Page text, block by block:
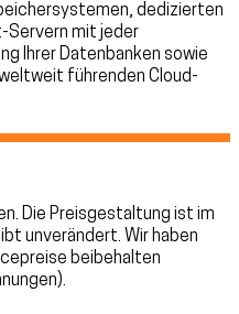
dedizierten
Servern mit jeder
Ihrer Datenbanken sowie
führenden Cloud-
Die Preisgestaltung ist im
unverändert. Wir haben
beibehalten